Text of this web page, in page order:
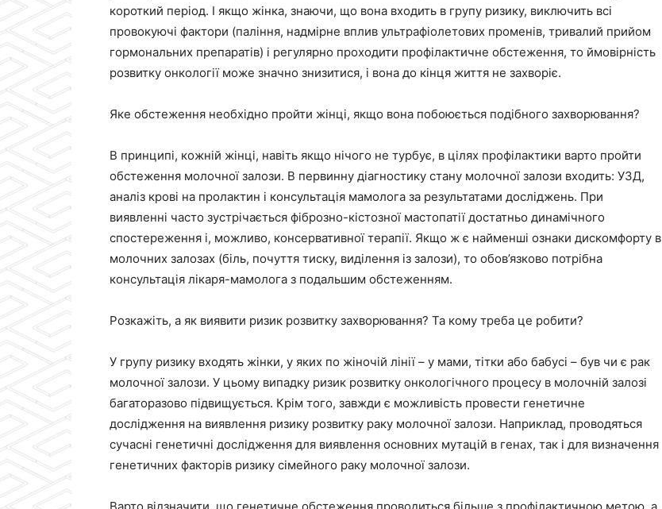
короткий період. І якщо жінка, знаючи, що вона входить в групу ризику, виключить всі
провокуючі фактори (паління, надмірне вплив ультрафіолетових променів, тривалий прийом
гормональних препаратів) і регулярно проходити профілактичне обстеження, то ймовірність
розвитку онкології може значно знизитися, і вона до кінця життя не захворіє.
Яке обстеження необхідно пройти жінці, якщо вона побоюється подібного захворювання?
В принципі, кожній жінці, навіть якщо нічого не турбує, в цілях профілактики варто пройти
обстеження молочної залози. В первинну діагностику стану молочної залози входить: УЗД,
аналіз крові на пролактин і консультація мамолога за результатами досліджень. При
виявленні часто зустрічається фіброзно-кістозної мастопатії достатньо динамічного
спостереження і, можливо, консервативної терапії. Якщо ж є найменші ознаки дискомфорту в
молочних залозах (біль, почуття тиску, виділення із залози), то обов’язково потрібна
консультація лікаря-мамолога з подальшим обстеженням.
Розкажіть, а як виявити ризик розвитку захворювання? Та кому треба це робити?
У групу ризику входять жінки, у яких по жіночій лінії – у мами, тітки або бабусі – був чи є рак
молочної залози. У цьому випадку ризик розвитку онкологічного процесу в молочній залозі
багаторазово підвищується. Крім того, завжди є можливість провести генетичне
дослідження на виявлення ризику розвитку раку молочної залози. Наприклад, проводяться
сучасні генетичні дослідження для виявлення основних мутацій в генах, так і для визначення
генетичних факторів ризику сімейного раку молочної залози.